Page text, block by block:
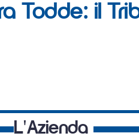
Todde: il
L'Azienda